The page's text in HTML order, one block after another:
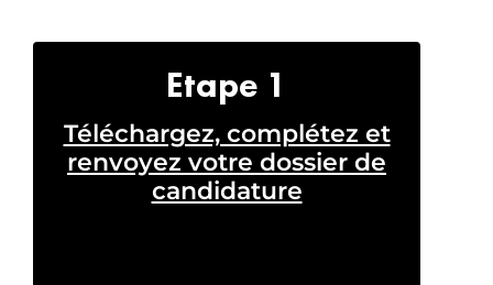
Etape 1
Téléchargez, complétez et
renvoyez votre dossier de
candidature